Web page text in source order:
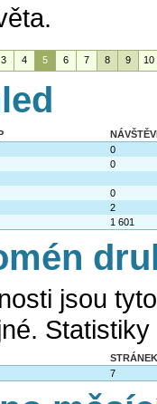
3 4 5 6 7 8 9 10
0
0
0
2
1 601
jsou
STRÁNEK
7